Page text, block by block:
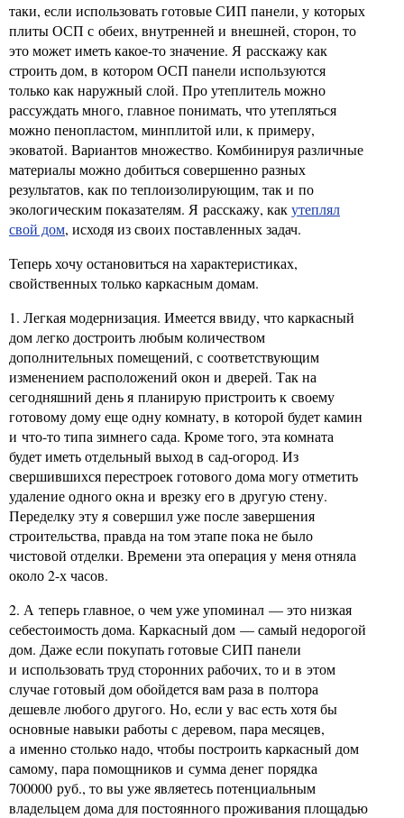
таки, если использовать готовые СИП панели, у которых
плиты ОСП с обеих, внутренней и внешней, сторон, то
это может иметь какое-то значение. Я расскажу как
строить дом, в котором ОСП панели используются
только как наружный слой. Про утеплитель можно
рассуждать много, главное понимать, что утепляться
можно пенопластом, минплитой или, к примеру,
эковатой. Вариантов множество. Комбинируя различные
материалы можно добиться совершенно разных
результатов, как по теплоизолирующим, так и по
экологическим показателям. Я расскажу, какутеплял
свой дом, исходя из своих поставленных задач.
Теперь хочу остановиться на характеристиках,
свойственных только каркасным домам.
1. Легкая модернизация. Имеется ввиду, что каркасный
дом легко достроить любым количеством
дополнительных помещений, с соответствующим
изменением расположений окон и дверей. Так на
сегодняшний день я планирую пристроить к своему
готовому дому еще одну комнату, в которой будет камин
и что-то типа зимнего сада. Кроме того, эта комната
будет иметь отдельный выход в сад-огород. Из
свершившихся перестроек готового дома могу отметить
удаление одного окна и врезку его в другую стену.
Переделку эту я совершил уже после завершения
строительства, правда на том этапе пока не было
чистовой отделки. Времени эта операция у меня отняла
около 2-х часов.
2. А теперь главное, о чем уже упоминал — это низкая
себестоимость дома. Каркасный дом — самый недорогой
дом. Даже если покупать готовые СИП панели
и использовать труд сторонних рабочих, то и в этом
случае готовый дом обойдется вам раза в полтора
дешевле любого другого. Но, если у вас есть хотя бы
основные навыки работы с деревом, пара месяцев,
а именно столько надо, чтобы построить каркасный дом
самому, пара помощников и сумма денег порядка
700000 руб., то вы уже являетесь потенциальным
владельцем дома для постоянного проживания площадью